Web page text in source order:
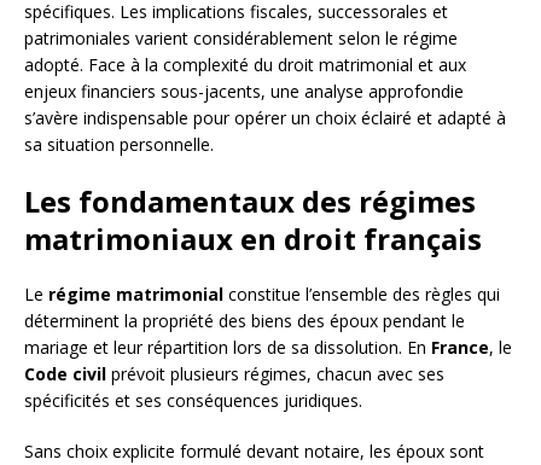
spécifiques. Les implications fiscales, successorales et
patrimoniales varient considérablement selon le régime
adopté. Face à la complexité du droit matrimonial et aux
enjeux financiers sous-jacents, une analyse approfondie
s’avère indispensable pour opérer un choix éclairé et adapté à
sa situation personnelle.
Les fondamentaux des régimes
matrimoniaux en droit français
Le régime matrimonial constitue l’ensemble des règles qui
déterminent la propriété des biens des époux pendant le
mariage et leur répartition lors de sa dissolution. En France, le
Code civil prévoit plusieurs régimes, chacun avec ses
spécificités et ses conséquences juridiques.
Sans choix explicite formulé devant notaire, les époux sont